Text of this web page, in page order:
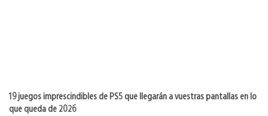
19 juegos imprescindibles de PS5 que llegarán a vuestras pantallas en lo
que queda de 2026